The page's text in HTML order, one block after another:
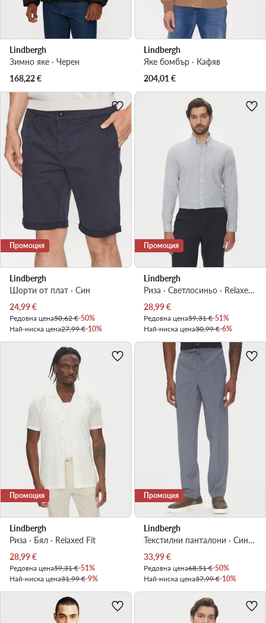
Lindbergh
Зимно яке · Черен
168,22€
Lindbergh
Яке бомбър · Кафяв
204,01€
Промоция
Lindbergh
Шорти от плат · Син
Актуална цена
24,99€
Редовна цена50,62 €-50%
Най-ниска цена27,99 €-10%
Промоция
Lindbergh
Риза · Светлосиньо · Relaxed Fit
Актуална цена
28,99€
Редовна цена59,31 €-51%
Най-ниска цена30,99 €-6%
Промоция
Lindbergh
Риза · Бял · Relaxed Fit
Актуална цена
28,99€
Редовна цена59,31 €-51%
Най-ниска цена31,99 €-9%
Промоция
Lindbergh
Текстилни панталони · Син · Relaxed Fit
Актуална цена
33,99€
Редовна цена68,51 €-50%
Най-ниска цена37,99 €-10%